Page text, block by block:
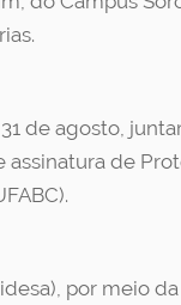
de agosto,
de
por meio